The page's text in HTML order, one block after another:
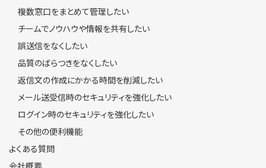
品質のばらつきをなくしたい
返信文の作成にかかる時間を削減したい
メール送受信時のセキュリティを強化したい
ログイン時のセキュリティを強化したい
その他の便利機能
よくある質問
会社概要
迷惑メール問い合わせ窓口
個人情報取り扱いについて
個人情報保護方針